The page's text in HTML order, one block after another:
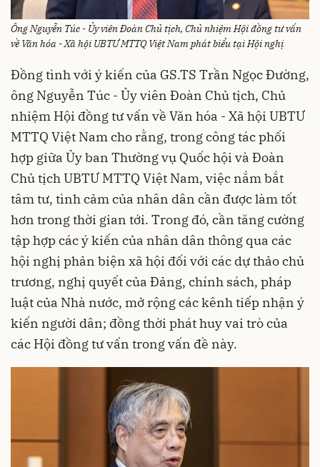
Ông Nguyễn Túc - Ủy viên Đoàn Chủ tịch, Chủ nhiệm Hội đồng tư vấn
về Văn hóa - Xã hội UBTƯ MTTQ Việt Nam phát biểu tại Hội nghị
Đồng tình với ý kiến của GS.TS Trần Ngọc Đường,
ông Nguyễn Túc - Ủy viên Đoàn Chủ tịch, Chủ
nhiệm Hội đồng tư vấn về Văn hóa - Xã hội UBTƯ
MTTQ Việt Nam cho rằng, trong công tác phối
hợp giữa Ủy ban Thường vụ Quốc hội và Đoàn
Chủ tịch UBTƯ MTTQ Việt Nam, việc nắm bắt
tâm tư, tình cảm của nhân dân cần được làm tốt
hơn trong thời gian tới. Trong đó, cần tăng cường
tập hợp các ý kiến của nhân dân thông qua các
hội nghị phản biện xã hội đối với các dự thảo chủ
trương, nghị quyết của Đảng, chính sách, pháp
luật của Nhà nước, mở rộng các kênh tiếp nhận ý
kiến người dân; đồng thời phát huy vai trò của
các Hội đồng tư vấn trong vấn đề này.